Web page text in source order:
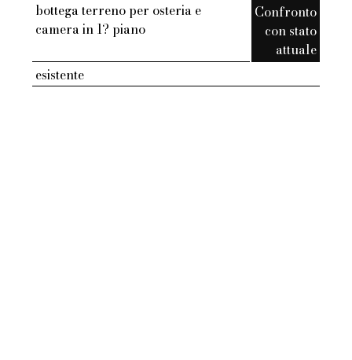
bottega terreno per osteria e
camera in 1? piano
Confronto
con stato
attuale
esistente